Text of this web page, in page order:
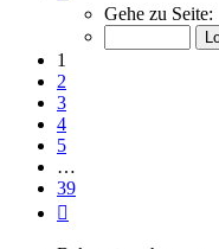
von
Gehe zu Seite:
1
2
3
4
5
…
39